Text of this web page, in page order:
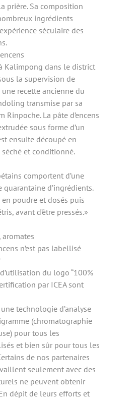
prière. Sa composition
ingrédients
séculaire des
Kalimpong dans le district
la supervision de
une recette ancienne du
transmise par sa
Rinpoche. La pâte d’encens
sous forme d’un
ensuite découpé en
et conditionné.
comportent d’une
d’ingrédients.
poudre et dosés puis
avant d’être pressés.»
aromates
n’est pas labellisé
du logo “100%
par ICEA sont
technologie d’analyse
(chromatographie
pour tous les
et bien sûr pour tous les
de nos partenaires
seulement avec des
ne peuvent obtenir
dépit de leurs efforts et